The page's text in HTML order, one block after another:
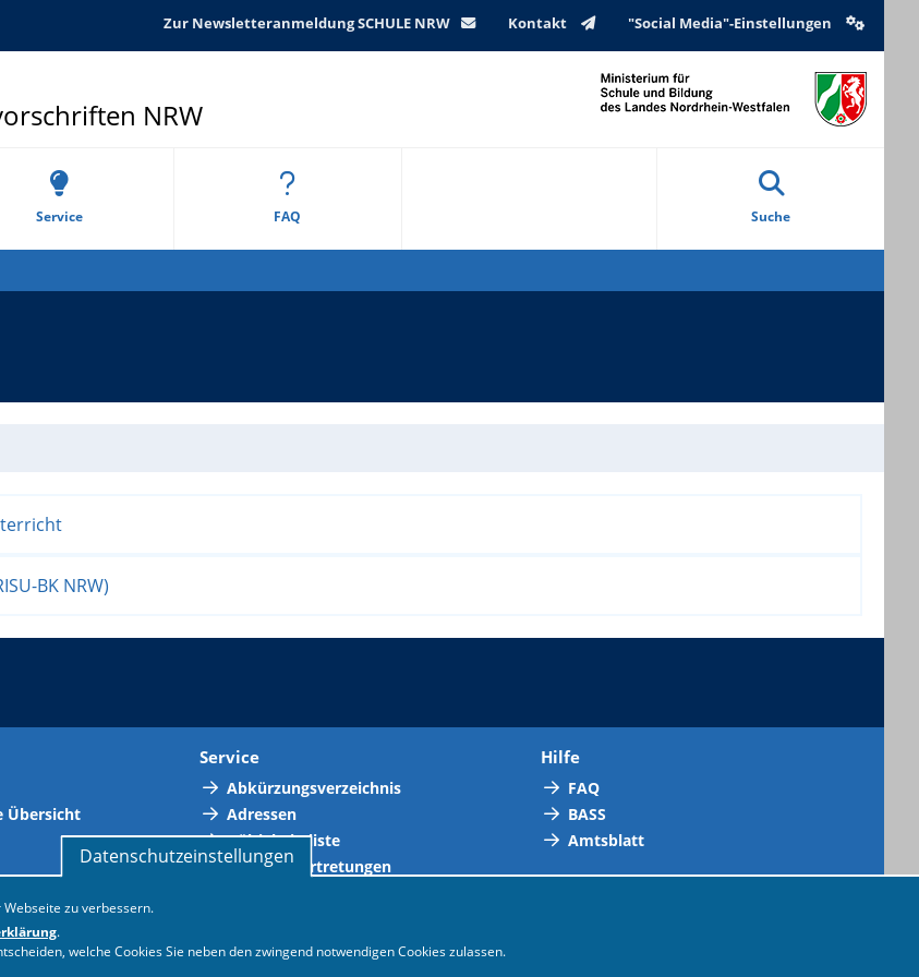
Zur Newsletteranmeldung SCHULE NRW Kontakt "Social Media"-Einstellungen
NRW
Service FAQ Suche
Datenschutzeinstellungen
zu verbessern.
.
welche Cookies Sie neben den zwingend notwendigen Cookies zulassen.
BK NRW)
Übersicht
Service
Abkürzungsverzeichnis
Adressen
Gültigkeitsliste
Personalvertretungen
Hilfe
FAQ
BASS
Amtsblatt